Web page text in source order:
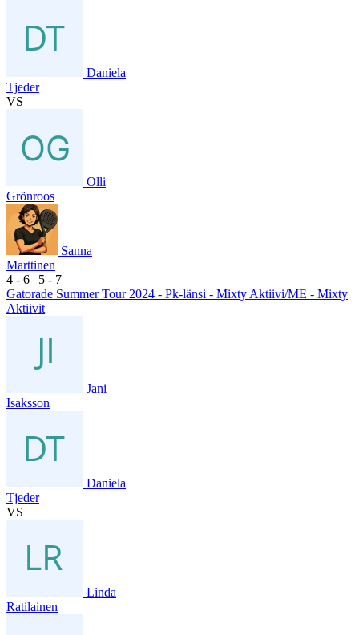
Daniela
Tjeder
VS
Olli
Grönroos
Sanna
Marttinen
4 - 6 | 5 - 7
Gatorade Summer Tour 2024 - Pk-länsi - Mixty Aktiivi/ME - Mixty
Aktiivit
Jani
Isaksson
Daniela
Tjeder
VS
Linda
Ratilainen